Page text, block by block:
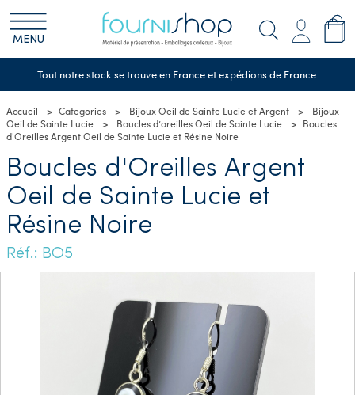
MENU
Tout notre stock se trouve en France et expédions de France.
Accueil Categories Bijoux Oeil de Sainte Lucie et Argent
Bijoux
Oeil de Sainte Lucie
Boucles d’oreilles Oeil de Sainte Lucie
Boucles
d'Oreilles Argent Oeil de Sainte Lucie et Résine Noire
Boucles d'Oreilles Argent
Oeil de Sainte Lucie et
Résine Noire
Réf.: BO5